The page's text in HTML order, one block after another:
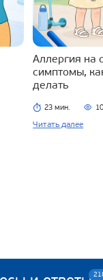
Аллергия на
симптомы,
делать
23 мин.
Читать далее